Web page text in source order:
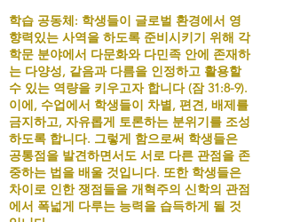
학습 공동체: 학생들이 글로벌 환경에서 영
향력있는 사역을 하도록 준비시키기 위해 각
학문 분야에서 다문화와 다민족 안에 존재하
는 다양성, 같음과 다름을 인정하고 활용할
수 있는 역량을 키우고자 합니다 (잠 31:8-9).
이에, 수업에서 학생들이 차별, 편견, 배제를
금지하고, 자유롭게 토론하는 분위기를 조성
하도록 합니다. 그렇게 함으로써 학생들은
공통점을 발견하면서도 서로 다른 관점을 존
중하는 법을 배울 것입니다. 또한 학생들은
차이로 인한 쟁점들을 개혁주의 신학의 관점
에서 폭넓게 다루는 능력을 습득하게 될 것